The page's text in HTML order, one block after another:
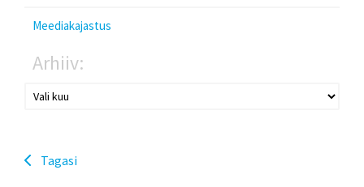
Meediakajastus
Arhiiv:
Tagasi